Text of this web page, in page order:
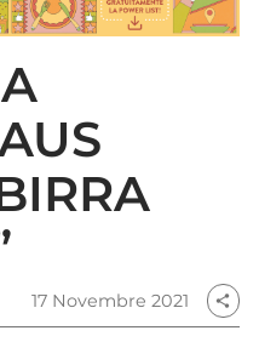
17 Novembre 2021 share